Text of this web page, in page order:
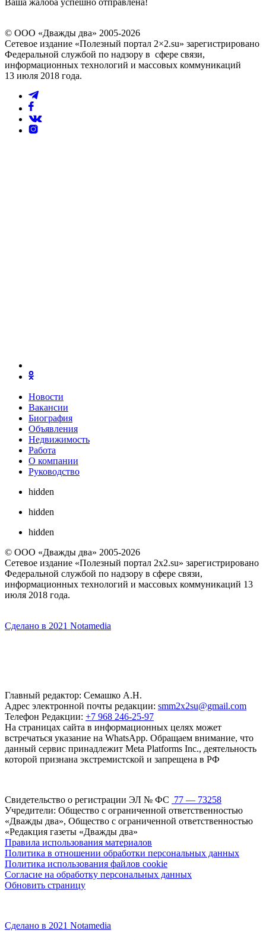
Ваша жалоба успешно отправлена!
© ООО «Дважды два» 2005-2026
Сетевое издание «Полезный портал 2×2.su» зарегистрировано
Федеральной службой по надзору в сфере связи,
информационных технологий и массовых коммуникаций
13 июля 2018 года.
Новости
Вакансии
Биография
Объявления
Недвижимость
Работа
О компании
Руководство
hidden
hidden
hidden
© ООО «Дважды два» 2005-2026
Сетевое издание «Полезный портал 2x2.su» зарегистрировано
Федеральной службой по надзору в сфере связи,
информационных технологий и массовых коммуникаций 13
июля 2018 года.
Сделано в 2021 Notamedia
Главный редактор: Семашко А.Н.
Адрес электронной почты редакции: smm2x2su@gmail.com
Телефон Редакции: +7 968 246-25-97
На страницах сайта в информационных целях может
встречаться указание на WhatsApp. Обращаем внимание, что
данный сервис принадлежит Meta Platforms Inc., деятельность
которой признана экстремистской и запрещена в РФ
Свидетельство о регистрации ЭЛ № ФС 77 — 73258
Учредители: Общество с ограниченной ответственностью
«Дважды два», Общество с ограниченной ответственностью
«Редакция газеты «Дважды два»
Правила использования материалов
Политика в отношении обработки персональных данных
Политика использования файлов cookie
Согласие на обработку персональных данных
Обновить страницу
Сделано в 2021 Notamedia